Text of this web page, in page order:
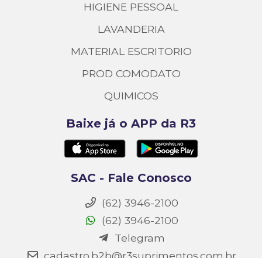
HIGIENE PESSOAL
LAVANDERIA
MATERIAL ESCRITORIO
PROD COMODATO
QUIMICOS
Baixe já o APP da R3
SAC - Fale Conosco
(62) 3946-2100
(62) 3946-2100
Telegram
cadastro.b2b@r3suprimentos.com.br